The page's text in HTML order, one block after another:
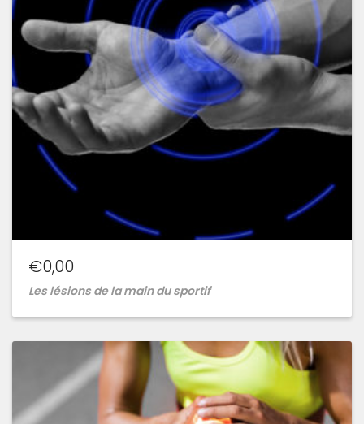
€0,00
Les lésions de la main du sportif
Ajouter
à
la
wishlist